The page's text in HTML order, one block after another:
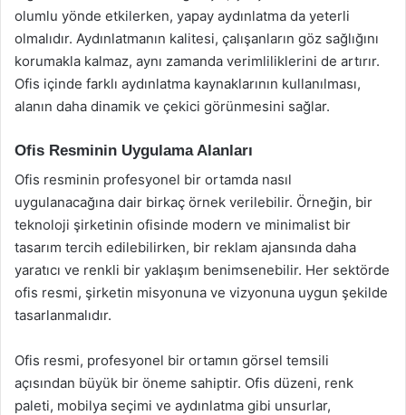
olumlu yönde etkilerken, yapay aydınlatma da yeterli
olmalıdır. Aydınlatmanın kalitesi, çalışanların göz sağlığını
korumakla kalmaz, aynı zamanda verimliliklerini de artırır.
Ofis içinde farklı aydınlatma kaynaklarının kullanılması,
alanın daha dinamik ve çekici görünmesini sağlar.
Ofis Resminin Uygulama Alanları
Ofis resminin profesyonel bir ortamda nasıl
uygulanacağına dair birkaç örnek verilebilir. Örneğin, bir
teknoloji şirketinin ofisinde modern ve minimalist bir
tasarım tercih edilebilirken, bir reklam ajansında daha
yaratıcı ve renkli bir yaklaşım benimsenebilir. Her sektörde
ofis resmi, şirketin misyonuna ve vizyonuna uygun şekilde
tasarlanmalıdır.
Ofis resmi, profesyonel bir ortamın görsel temsili
açısından büyük bir öneme sahiptir. Ofis düzeni, renk
paleti, mobilya seçimi ve aydınlatma gibi unsurlar,